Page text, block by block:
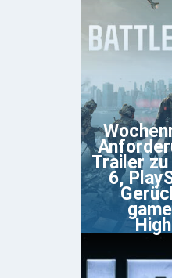
Trailer
6,